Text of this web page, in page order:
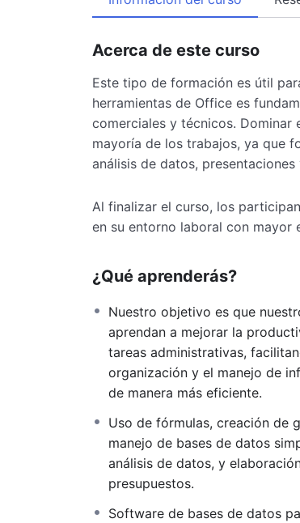
Acerca de este curso
Este tipo de formación es útil
herramientas de Office es
comerciales y técnicos. Dominar
mayoría de los trabajos, ya que
análisis de datos,
Al finalizar el curso, los
en su entorno laboral con mayor
¿Qué aprenderás?
Nuestro objetivo es que
aprendan a mejorar la
tareas administrativas,
organización y el manejo de
de manera más eficiente.
Uso de fórmulas, creación de
manejo de bases de datos
análisis de datos, y
presupuestos.
Software de bases de datos